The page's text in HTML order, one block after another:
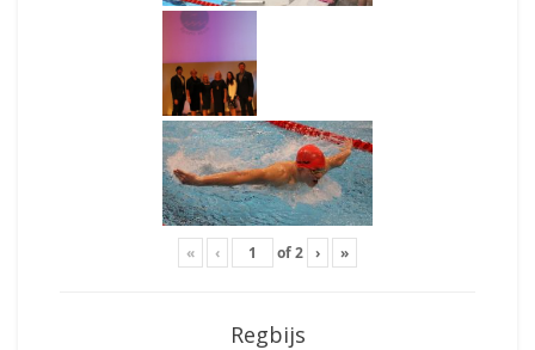
« ‹ of2 › »
Regbijs